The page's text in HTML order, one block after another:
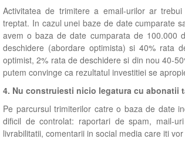
Activitatea de trimitere a email-urilor ar
treptat. In cazul unei baze de date cumparate
avem o baza de date cumparata de 100.000
deschidere (abordare optimista) si 40% rata
optimist, 2% rata de deschidere si din nou 40-
putem convinge ca rezultatul investitiei se
4. Nu construiesti nicio legatura cu abonatii
Pe parcursul trimiterilor catre o baza de date
dificil de controlat: raportari de spam, mail-
livrabilitatii, comentarii in social media care iti